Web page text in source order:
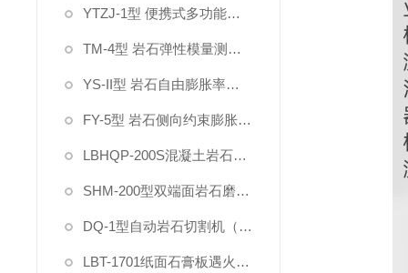
YTZJ-1型 便携式多功能岩石直剪仪
TM-4型 岩石弹性模量测定仪
YS-II型 岩石自由膨胀率试验仪
FY-5型 岩石侧向约束膨胀试验仪
LBHQP-200S混凝土岩石双刀切割磨平一体机
SHM-200型双端面岩石磨石机
DQ-1型自动岩石切割机（双刀）
LBT-1701纸面石膏板遇火稳定性测试仪